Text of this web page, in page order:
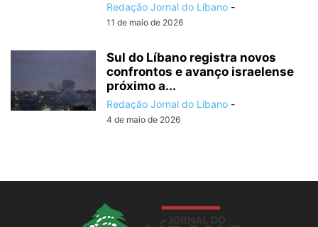
Redação Jornal do Líbano -
11 de maio de 2026
Sul do Líbano registra novos
confrontos e avanço israelense
próximo a...
Redação Jornal do Líbano -
4 de maio de 2026